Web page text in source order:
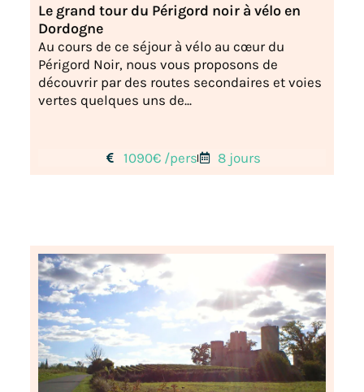
Le grand tour du Périgord noir à vélo en
Dordogne
Au cours de ce séjour à vélo au cœur du
Périgord Noir, nous vous proposons de
découvrir par des routes secondaires et voies
vertes quelques uns de...
1090€ /pers 8 jours